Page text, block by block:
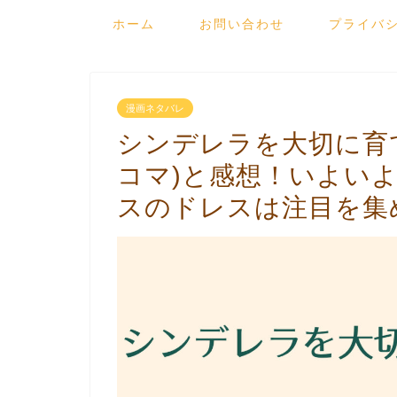
ホーム お問い合わせ プライバ
漫画ネタバレ
シンデレラを大切に
コマ)と感想！いよい
スのドレスは注目を集